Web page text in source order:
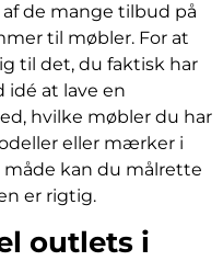
de mange tilbud på
til møbler. For at
til det, du faktisk har
idé at lave en
hvilke møbler du har
eller mærker i
kan du målrette
er rigtig.
outlets i